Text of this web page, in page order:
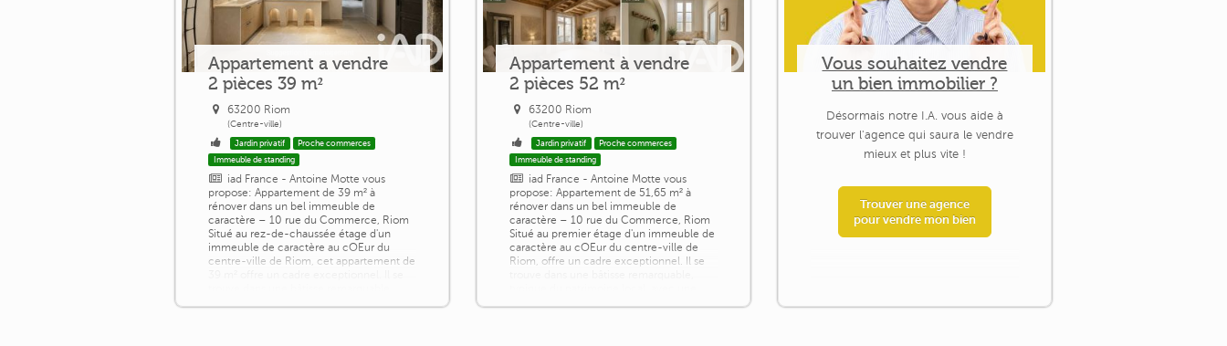
Appartement a vendre
2 pièces 39 m²
63200 Riom
(Centre-ville)
Jardin privatif
Proche commerces
Immeuble de standing
iad France - Antoine Motte vous
propose: Appartement de 39 m² à
rénover dans un bel immeuble de
caractère – 10 rue du Commerce, Riom
Situé au rez-de-chaussée étage d'un
immeuble de caractère au cOEur du
centre-ville de Riom, cet appartement de
Appartement à vendre
2 pièces 52 m²
63200 Riom
(Centre-ville)
Jardin privatif
Proche commerces
Immeuble de standing
iad France - Antoine Motte vous
propose: Appartement de 51,65 m² à
rénover dans un bel immeuble de
caractère – 10 rue du Commerce, Riom
Situé au premier étage d'un immeuble de
caractère au cOEur du centre-ville de
Riom, offre un cadre exceptionnel. Il se
Vous souhaitez vendre
un bien immobilier ?
Désormais notre I.A. vous aide à
trouver l'agence qui saura le vendre
mieux et plus vite !
Trouver une agence
pour vendre mon bien